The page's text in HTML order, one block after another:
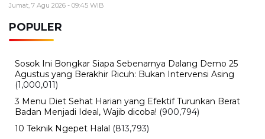
Jumat, 7 Agu 2026 - 09:45 WIB
POPULER
Sosok Ini Bongkar Siapa Sebenarnya Dalang Demo 25
Agustus yang Berakhir Ricuh: Bukan Intervensi Asing
(1,000,011)
3 Menu Diet Sehat Harian yang Efektif Turunkan Berat
Badan Menjadi Ideal, Wajib dicoba! (900,794)
10 Teknik Ngepet Halal (813,793)